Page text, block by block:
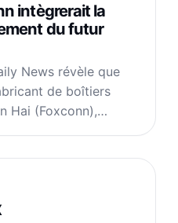
intègrerait la
du futur
News révèle que
de boîtiers
Hai (Foxconn),…